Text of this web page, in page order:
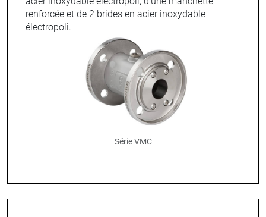
renforcée et de 2 brides en acier inoxydable
électropoli.
Série VMC